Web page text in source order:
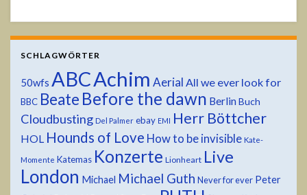
SCHLAGWÖRTER
50wfs ABCAchim Aerial All we ever look for
BBC Beate Before the dawn Berlin Buch
Cloudbusting Del Palmer ebay EMI Herr Böttcher
HOL Hounds of Love How to be invisible Kate-
Momente Katemas Konzerte Lionheart Live
London Michael Michael Guth Never for ever Peter